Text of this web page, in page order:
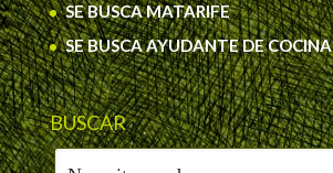
SE BUSCA MATARIFE
SE BUSCA AYUDANTE DE COCINA
BUSCAR